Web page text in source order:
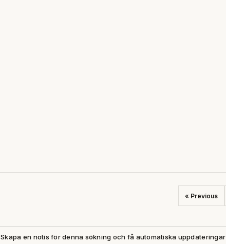
« Previous
Skapa en notis för denna sökning och få automatiska uppdateringar